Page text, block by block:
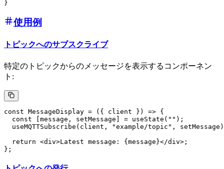
使用例
トピックへのサブスクライブ
特定のトピックからのメッセージを表示するコンポーネン
ト:
const MessageDisplay = ({ client }) => {
  const [message, setMessage] = useState("");
useMQTTSubscribe(client, "example/topic",
  return <div>Latest message: {message}</div>;